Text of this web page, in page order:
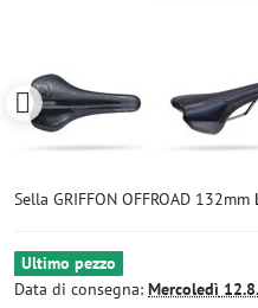
Sella GRIFFON OFFROAD 132mm
Ultimo pezzo
Data di consegna: Mercoledì